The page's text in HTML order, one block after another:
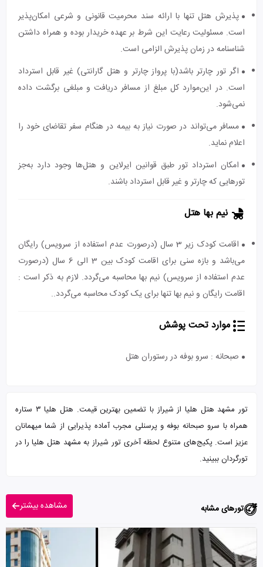
پذیرش هتل تنها با ارائه سند محرمیت قانونی و شرعی امکان‌پذیر
است. مسئولیت رعایت این شرط بر عهده خریدار بوده و همراه داشتن
شناسنامه در زمان پذیرش الزامی است.
اگر تور چارتر باشد(با پرواز چارتر و هتل گارانتی) غیر قابل استرداد
است. در این‌موارد کل مبلغ از مسافر دریافت و مبلغی برگشت داده
نمی‌شود.
مسافر می‌تواند در صورت نیاز به بیمه در هنگام سفر تقاضای خود را
اعلام نماید.
امکان استرداد تور طبق قوانین ایرلاین و هتل‌ها وجود دارد به‌جز
تورهایی که چارتر و غیر قابل استرداد باشند.
نیم بها هتل
اقامت کودک زیر 3 سال (درصورت عدم استفاده از سرویس) رایگان
می‌باشد و بازه سنی برای اقامت کودک بین 3 الی 6 سال (درصورت
عدم استفاده از سرویس) نیم بها محاسبه می‌گردد. لازم به ذکر است :
اقامت رایگان و نیم بها تنها برای یک کودک محاسبه می‌گردد..
موارد تحت پوشش
صبحانه : سرو بوفه در رستوران هتل
تور مشهد هتل هلیا از شیراز با تضمین بهترین قیمت. هتل هلیا ۳ ستاره
همراه با سرو صبحانه بوفه و پرسنلی مجرب آماده پذیرایی از شما میهمانان
عزیز است. پکیج‌های متنوع لحظه آخری تور شیراز به مشهد هتل هلیا را در
تورگردان ببینید.
تورهای مشابه مشاهده بیشتر